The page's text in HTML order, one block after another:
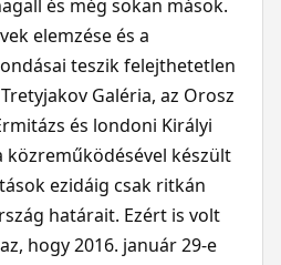
és még sokan mások.
elemzése és a
teszik felejthetetlen
Galéria, az Orosz
és londoni Királyi
közreműködésével készült
ezidáig csak ritkán
határait. Ezért is volt
hogy 2016. január 29-e